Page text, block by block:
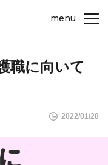
menu
職に向いて
2022/01/28